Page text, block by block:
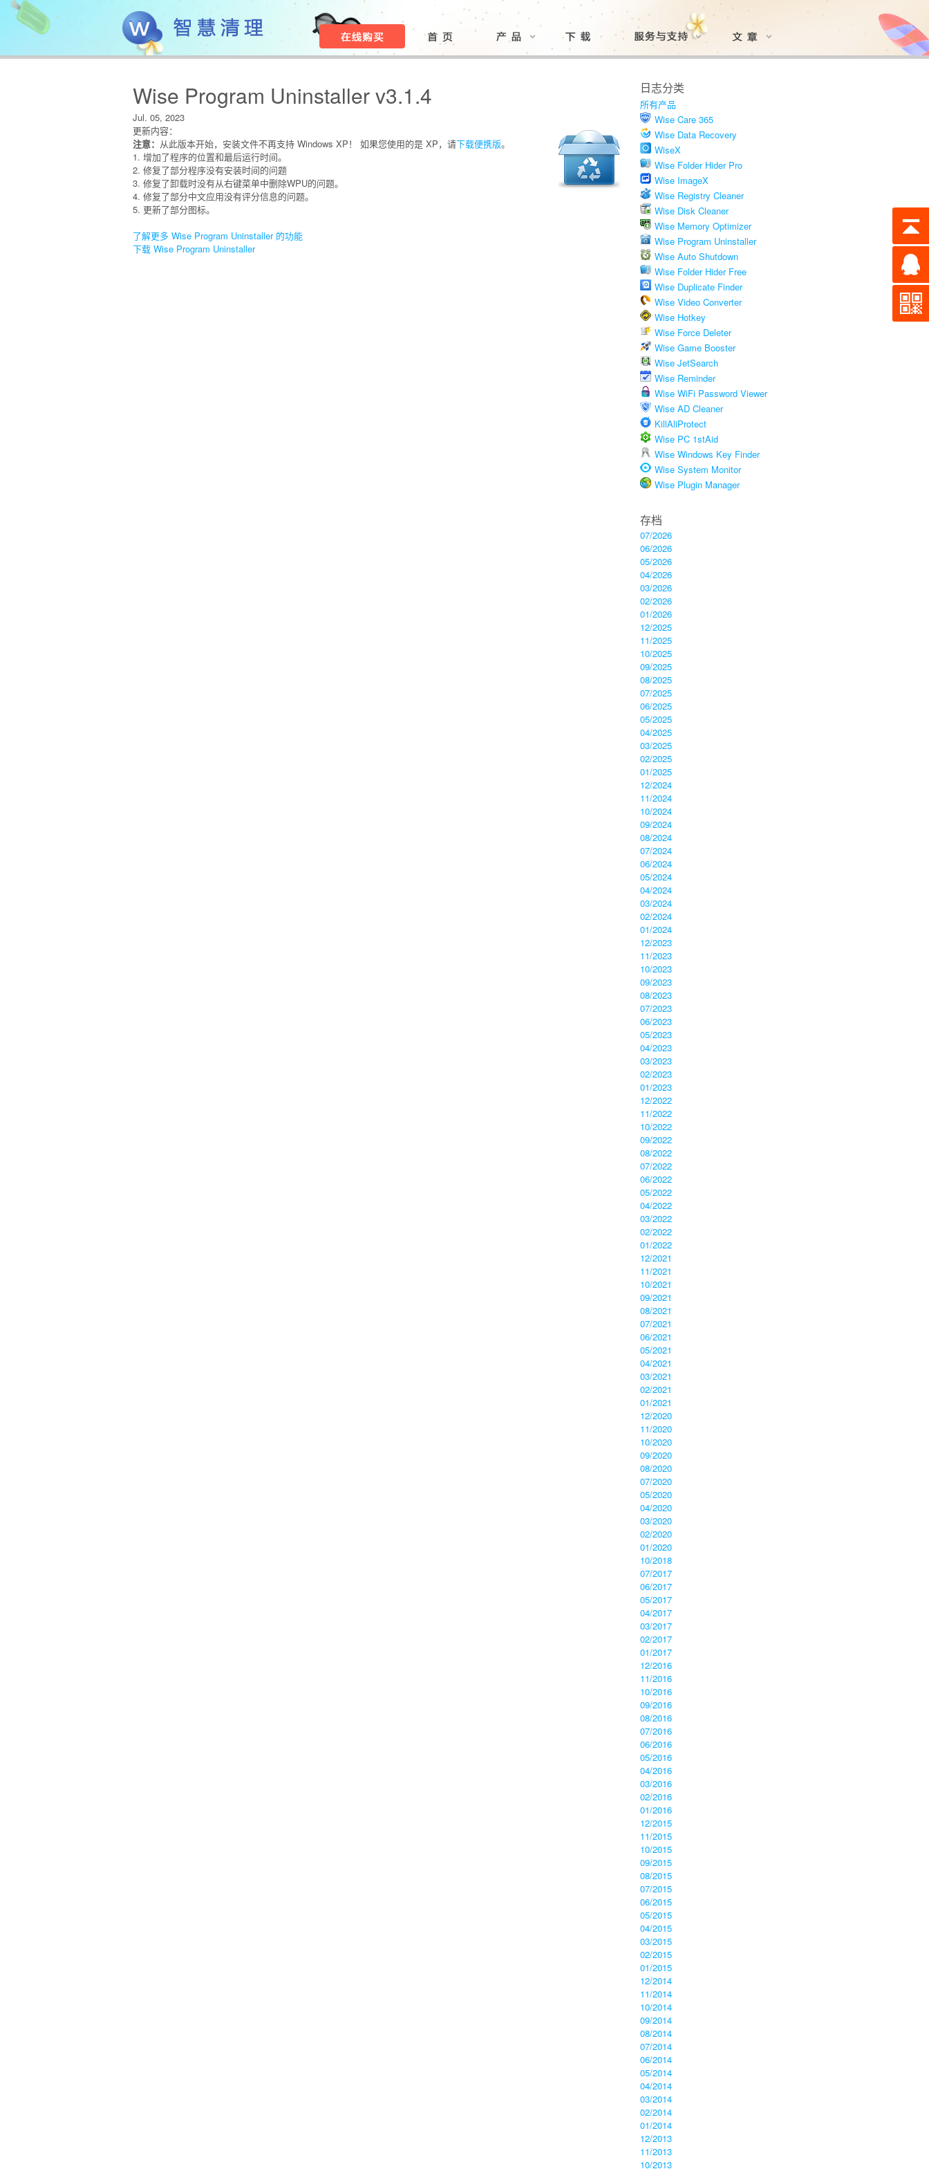
Wise Program Uninstaller v3.1.4
Jul. 05, 2023
更新内容：
注意： 从此版本开始，安装文件不再支持 Windows XP！ 如果您使用的是 XP，请下载便携版。
1. 增加了程序的位置和最后运行时间。
2. 修复了部分程序没有安装时间的问题
3. 修复了卸载时没有从右键菜单中删除WPU的问题。
4. 修复了部分中文应用没有评分信息的问题。
5. 更新了部分图标。
了解更多 Wise Program Uninstaller 的功能
下载 Wise Program Uninstaller
日志分类
所有产品
Wise Care 365
Wise Data Recovery
WiseX
Wise Folder Hider Pro
Wise ImageX
Wise Registry Cleaner
Wise Disk Cleaner
Wise Memory Optimizer
Wise Program Uninstaller
Wise Auto Shutdown
Wise Folder Hider Free
Wise Duplicate Finder
Wise Video Converter
Wise Hotkey
Wise Force Deleter
Wise Game Booster
Wise JetSearch
Wise Reminder
Wise WiFi Password Viewer
Wise AD Cleaner
KillAliProtect
Wise PC 1stAid
Wise Windows Key Finder
Wise System Monitor
Wise Plugin Manager
存档
07/2026
06/2026
05/2026
04/2026
03/2026
02/2026
01/2026
12/2025
11/2025
10/2025
09/2025
08/2025
07/2025
06/2025
05/2025
04/2025
03/2025
02/2025
01/2025
12/2024
11/2024
10/2024
09/2024
08/2024
07/2024
06/2024
05/2024
04/2024
03/2024
02/2024
01/2024
12/2023
11/2023
10/2023
09/2023
08/2023
07/2023
06/2023
05/2023
04/2023
03/2023
02/2023
01/2023
12/2022
11/2022
10/2022
09/2022
08/2022
07/2022
06/2022
05/2022
04/2022
03/2022
02/2022
01/2022
12/2021
11/2021
10/2021
09/2021
08/2021
07/2021
06/2021
05/2021
04/2021
03/2021
02/2021
01/2021
12/2020
11/2020
10/2020
09/2020
08/2020
07/2020
05/2020
04/2020
03/2020
02/2020
01/2020
10/2018
07/2017
06/2017
05/2017
04/2017
03/2017
02/2017
01/2017
12/2016
11/2016
10/2016
09/2016
08/2016
07/2016
06/2016
05/2016
04/2016
03/2016
02/2016
01/2016
12/2015
11/2015
10/2015
09/2015
08/2015
07/2015
06/2015
05/2015
04/2015
03/2015
02/2015
01/2015
12/2014
11/2014
10/2014
09/2014
08/2014
07/2014
06/2014
05/2014
04/2014
03/2014
02/2014
01/2014
12/2013
11/2013
10/2013